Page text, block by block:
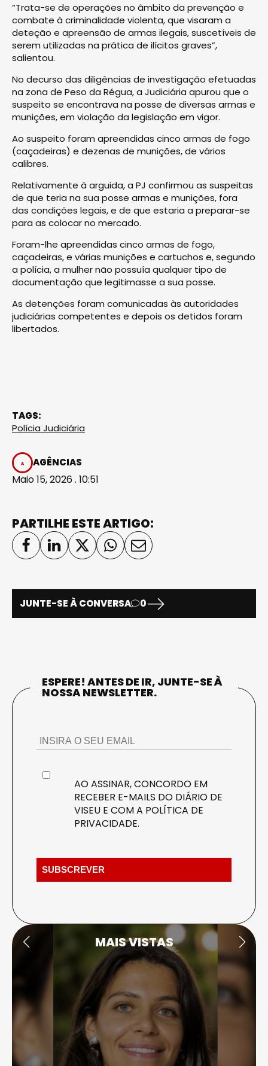
“Trata-se de operações no âmbito da prevenção e
combate à criminalidade violenta, que visaram a
deteção e apreensão de armas ilegais, suscetíveis de
serem utilizadas na prática de ilícitos graves”,
salientou.
No decurso das diligências de investigação efetuadas
na zona de Peso da Régua, a Judiciária apurou que o
suspeito se encontrava na posse de diversas armas e
munições, em violação da legislação em vigor.
Ao suspeito foram apreendidas cinco armas de fogo
(caçadeiras) e dezenas de munições, de vários
calibres.
Relativamente à arguida, a PJ confirmou as suspeitas
de que teria na sua posse armas e munições, fora
das condições legais, e de que estaria a preparar-se
para as colocar no mercado.
Foram-lhe apreendidas cinco armas de fogo,
caçadeiras, e várias munições e cartuchos e, segundo
a polícia, a mulher não possuía qualquer tipo de
documentação que legitimasse a sua posse.
As detenções foram comunicadas às autoridades
judiciárias competentes e depois os detidos foram
libertados.
TAGS:
Polícia Judiciária
AGÊNCIAS
Maio 15, 2026 . 10:51
PARTILHE ESTE ARTIGO:
JUNTE-SE À CONVERSA 0
ESPERE! ANTES DE IR, JUNTE-SE À
NOSSA NEWSLETTER.
AO ASSINAR, CONCORDO EM
RECEBER E-MAILS DO DIÁRIO DE
VISEU E COM A POLÍTICA DE
PRIVACIDADE.
MAIS VISTAS